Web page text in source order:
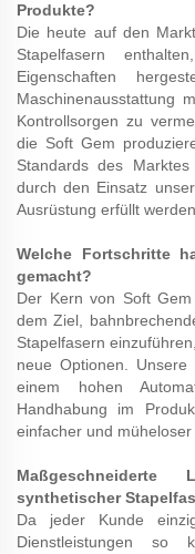
Produkte?
Die heute auf den
Stapelfasern
Eigenschaften
Maschinenausstattung
Kontrollsorgen zu
die Soft Gem
Standards des
durch den Einsatz
Ausrüstung erfüllt
Welche Fortschritte
gemacht?
Der Kern von Soft
dem Ziel,
Stapelfasern
neue Optionen. Unsere
einem hohen
Handhabung im
einfacher und müheloser
synthetischer
Da jeder Kunde
Dienstleistungen so